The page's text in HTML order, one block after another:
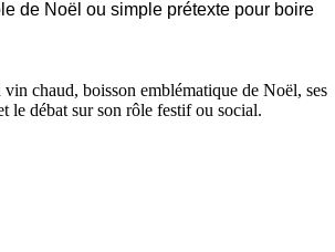
de Noël ou simple prétexte pour boire
chaud, boisson emblématique de Noël, ses
le débat sur son rôle festif ou social.